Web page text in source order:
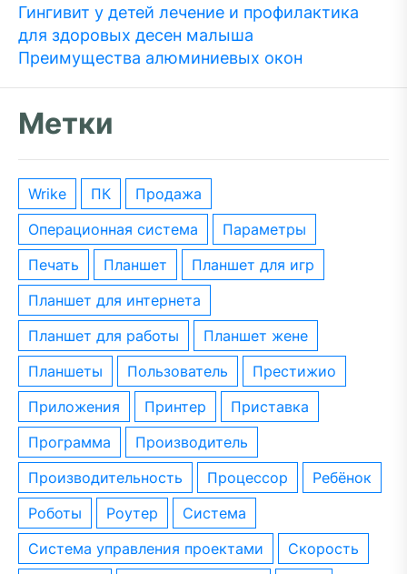
Гингивит у детей лечение и профилактика
для здоровых десен малыша
Преимущества алюминиевых окон
Метки
wrike ПК
Продажа
операционная система
параметры
печать
планшет
планшет для игр
планшет для интернета
планшет для работы
планшет жене
планшеты
пользователь
престижио
приложения
принтер
приставка
программа
производитель
производительность
процессор
ребёнок
роботы
роутер
система
система управления проектами
скорость